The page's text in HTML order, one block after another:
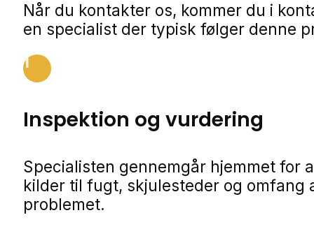
Når du kontakter os, kommer du i
en specialist der typisk følger denne
1
Inspektion og vurdering
Specialisten gennemgår hjemmet for
kilder til fugt, skjulesteder og omfang
problemet.